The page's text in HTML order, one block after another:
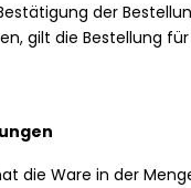
der
gilt die Bestellung
die Ware in der